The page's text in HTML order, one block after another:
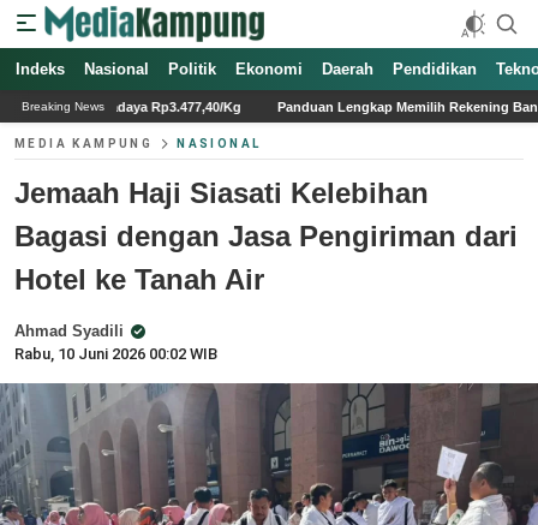
Indeks Nasional Politik Ekonomi Daerah Pendidikan
Breaking News
Kg Panduan Lengkap Memilih Rekening Bank Mahasiswa Sebelum
MEDIA KAMPUNG NASIONAL
Jemaah Haji Siasati Kelebihan
Bagasi dengan Jasa Pengiriman dari
Hotel ke Tanah Air
Ahmad Syadili
Rabu, 10 Juni 2026 00:02 WIB